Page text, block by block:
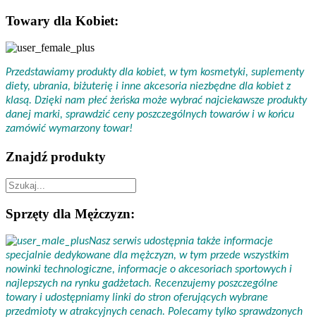
Towary dla Kobiet:
Przedstawiamy produkty dla kobiet, w tym kosmetyki, suplementy
diety, ubrania, biżuterię i inne akcesoria niezbędne dla kobiet z
klasą. Dzięki nam płeć żeńska może wybrać najciekawsze produkty
danej marki, sprawdzić ceny poszczególnych towarów i w końcu
zamówić wymarzony towar!
Znajdź produkty
Sprzęty dla Mężczyzn:
Nasz serwis udostępnia także informacje
specjalnie dedykowane dla mężczyzn, w tym przede wszystkim
nowinki technologiczne, informacje o akcesoriach sportowych i
najlepszych na rynku gadżetach. Recenzujemy poszczególne
towary i udostępniamy linki do stron oferujących wybrane
przedmioty w atrakcyjnych cenach. Polecamy tylko sprawdzonych